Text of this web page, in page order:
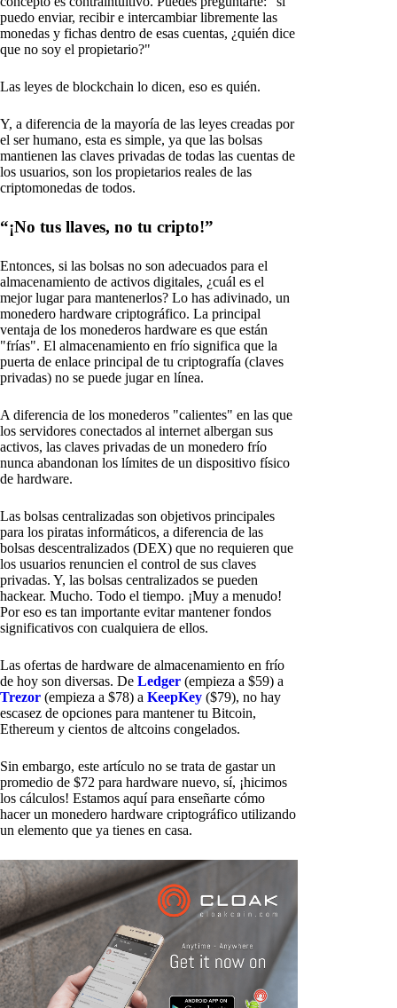
puedo enviar, recibir e intercambiar libremente las
monedas y fichas dentro de esas cuentas, ¿quién dice
que no soy el propietario?"
Las leyes de blockchain lo dicen, eso es quién.
Y, a diferencia de la mayoría de las leyes creadas por
el ser humano, esta es simple, ya que las bolsas
mantienen las claves privadas de todas las cuentas de
los usuarios, son los propietarios reales de las
criptomonedas de todos.
“¡No tus llaves, no tu cripto!”
Entonces, si las bolsas no son adecuados para el
almacenamiento de activos digitales, ¿cuál es el
mejor lugar para mantenerlos? Lo has adivinado, un
monedero hardware criptográfico. La principal
ventaja de los monederos hardware es que están
"frías". El almacenamiento en frío significa que la
puerta de enlace principal de tu criptografía (claves
privadas) no se puede jugar en línea.
A diferencia de los monederos "calientes" en las que
los servidores conectados al internet albergan sus
activos, las claves privadas de un monedero frío
nunca abandonan los límites de un dispositivo físico
de hardware.
Las bolsas centralizadas son objetivos principales
para los piratas informáticos, a diferencia de las
bolsas descentralizados (DEX) que no requieren que
los usuarios renuncien el control de sus claves
privadas. Y, las bolsas centralizados se pueden
hackear. Mucho. Todo el tiempo. ¡Muy a menudo!
Por eso es tan importante evitar mantener fondos
significativos con cualquiera de ellos.
Las ofertas de hardware de almacenamiento en frío
de hoy son diversas. De Ledger (empieza a $59) a
Trezor (empieza a $78) a KeepKey ($79), no hay
escasez de opciones para mantener tu Bitcoin,
Ethereum y cientos de altcoins congelados.
Sin embargo, este artículo no se trata de gastar un
promedio de $72 para hardware nuevo, sí, ¡hicimos
los cálculos! Estamos aquí para enseñarte cómo
hacer un monedero hardware criptográfico utilizando
un elemento que ya tienes en casa.